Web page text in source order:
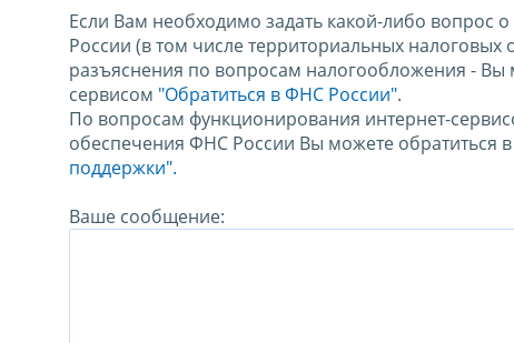
Если Вам необходимо задать какой-либо вопрос
России (в том числе территориальных налоговых
разъяснения по вопросам налогообложения - Вы
сервисом "Обратиться в ФНС России".
По вопросам функционирования интернет-
обеспечения ФНС России Вы можете обратиться в
поддержки".
Ваше сообщение: